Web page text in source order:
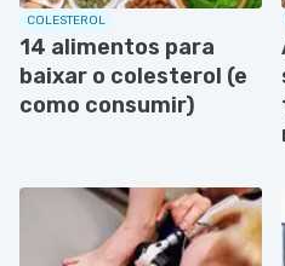
COLESTEROL
14 alimentos para
baixar o colesterol (e
como consumir)